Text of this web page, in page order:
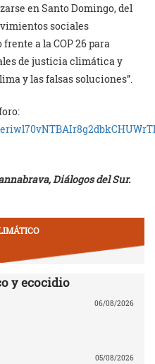
en Santo Domingo, del
sociales
a la COP 26 para
de justicia climática y
y las falsas soluciones”.
Diálogos del Sur.
y ecocidio
06/08/2026
05/08/2026